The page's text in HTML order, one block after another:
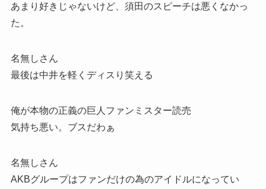
あまり好きじゃないけど、須田のスピーチは悪くなかっ
た。
名無しさん
最後は中井を軽くディスり笑える
俺が本物の正義の巨人ファンミスター読売
気持ち悪い。ブスだわぁ
名無しさん
AKBグループはファンだけの為のアイドルになってい